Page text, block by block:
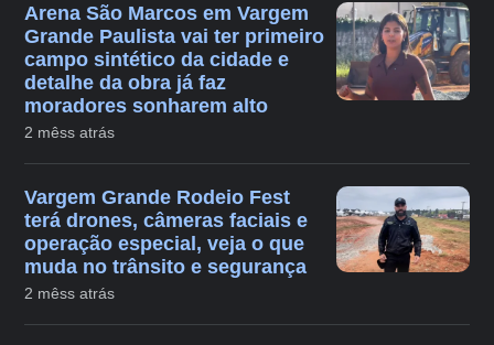
Arena São Marcos em Vargem
Grande Paulista vai ter primeiro
campo sintético da cidade e
detalhe da obra já faz
moradores sonharem alto
2 mêss atrás
Vargem Grande Rodeio Fest
terá drones, câmeras faciais e
operação especial, veja o que
muda no trânsito e segurança
2 mêss atrás